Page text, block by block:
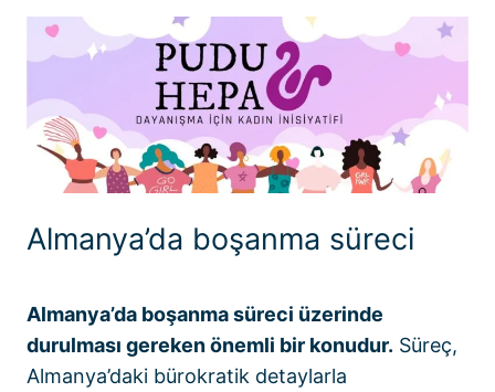
Almanya’da boşanma süreci
Almanya’da boşanma süreci üzerinde
durulması gereken önemli bir konudur. Süreç,
Almanya’daki bürokratik detaylarla